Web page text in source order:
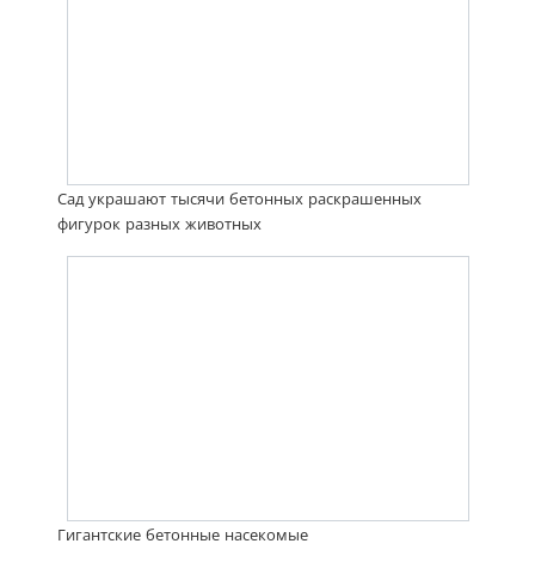
Сад украшают тысячи бетонных раскрашенных
фигурок разных животных
Гигантские бетонные насекомые